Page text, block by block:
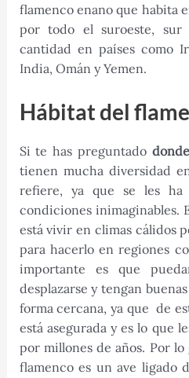
flamenco enano que habita
por todo el suroeste,
cantidad en países como
India, Omán y Yemen.
Hábitat del
Si te has preguntado
tienen mucha diversidad
refiere, ya que se les
condiciones inimaginables.
está vivir en climas cálidos
para hacerlo en regiones
importante es que
desplazarse y tengan
forma cercana, ya que de
está asegurada y es lo que
por millones de años. Por
flamenco es un ave ligado